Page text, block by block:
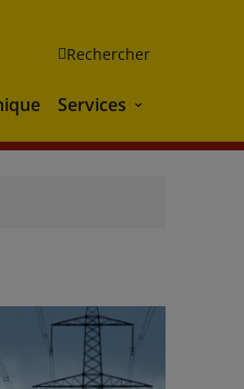
Rechercher
Services Services